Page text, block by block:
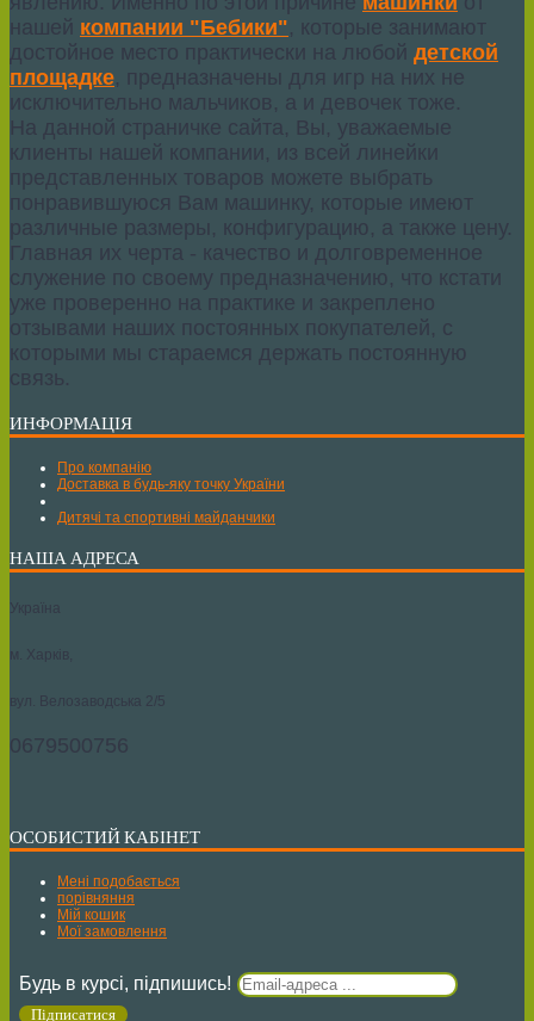
нашей компании "Бебики", которые занимают
достойное место практически на любой детской
площадке, предназначены для игр на них не
исключительно мальчиков, а и девочек тоже.
На данной страничке сайта, Вы, уважаемые
клиенты нашей компании, из всей линейки
представленных товаров можете выбрать
понравившуюся Вам машинку, которые имеют
различные размеры, конфигурацию, а также цену.
Главная их черта - качество и долговременное
служение по своему предназначению, что кстати
уже проверенно на практике и закреплено
отзывами наших постоянных покупателей, с
которыми мы стараемся держать постоянную
связь.
ИНФОРМАЦІЯ
Про компанію
Доставка в будь-яку точку України
Дитячі та спортивні майданчики
НАША АДРЕСА
Україна
м. Харків,
вул. Велозаводська 2/5
0679500756
ОСОБИСТИЙ КАБІНЕТ
Мені подобається
порівняння
Мій кошик
Мої замовлення
Будь в курсі, підпишись!
Підписатися